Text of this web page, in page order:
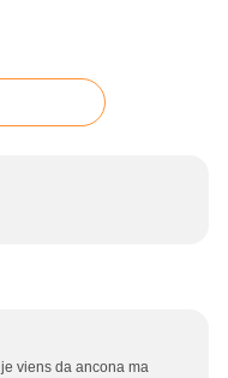
viens da ancona ma